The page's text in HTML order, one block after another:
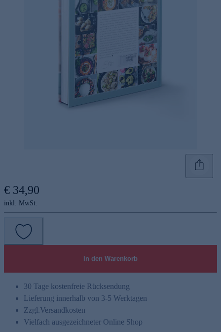
€ 34,90
inkl. MwSt.
In den Warenkorb
30 Tage kostenfreie Rücksendung
Lieferung innerhalb von 3-5 Werktagen
Zzgl.Versandkosten
Vielfach ausgezeichneter Online Shop